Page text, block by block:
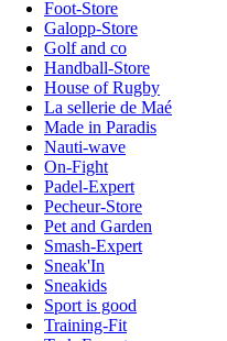
Foot-Store
Galopp-Store
Golf and co
Handball-Store
House of Rugby
La sellerie de Maé
Made in Paradis
Nauti-wave
On-Fight
Padel-Expert
Pecheur-Store
Pet and Garden
Smash-Expert
Sneak'In
Sneakids
Sport is good
Training-Fit